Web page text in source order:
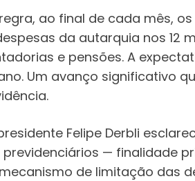
ao final de cada mês,
da autarquia nos
e pensões. A
Um avanço significativo
Felipe Derbli
— finalidade
de limitação das